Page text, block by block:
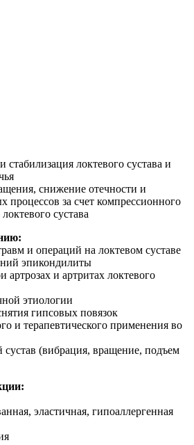
локтевого сустава и
снижение отечности и
процессов за счет компрессионного
сустава
и операций на локтевом суставе
эпикондилиты
и артритах локтевого
этиологии
гипсовых повязок
и терапевтического применения во
сустав (вибрация, вращение, подъем
эластичная, гипоаллергенная